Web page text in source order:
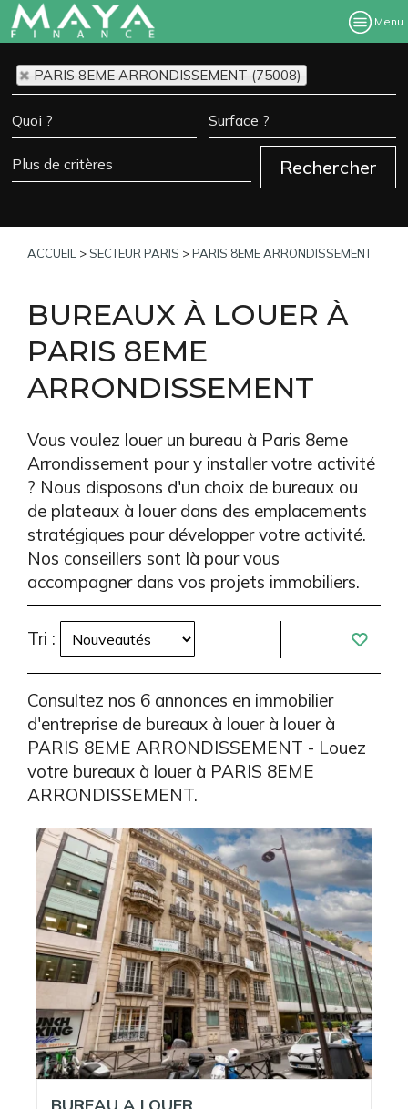
Menu
PARIS 8EME ARRONDISSEMENT (75008)
ACCUEIL > SECTEUR PARIS >PARIS 8EME ARRONDISSEMENT
BUREAUX À LOUER À
PARIS 8EME
ARRONDISSEMENT
Vous voulez louer un bureau à Paris 8eme
Arrondissement pour y installer votre activité
? Nous disposons d'un choix de bureaux ou
de plateaux à louer dans des emplacements
stratégiques pour développer votre activité.
Nos conseillers sont là pour vous
accompagner dans vos projets immobiliers.
Tri :
Consultez nos 6 annonces en immobilier
d'entreprise de bureaux à louer à louer à
PARIS 8EME ARRONDISSEMENT - Louez
votre bureaux à louer à PARIS 8EME
ARRONDISSEMENT.